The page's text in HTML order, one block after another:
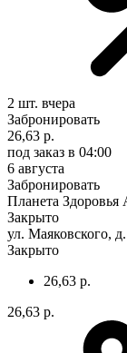
2 шт. вчера
Забронировать
26,63 р.
под заказ в 04:00
6 августа
Забронировать
Планета
Закрыто
ул. Маяковского,
Закрыто
26,63 р.
26,63 р.